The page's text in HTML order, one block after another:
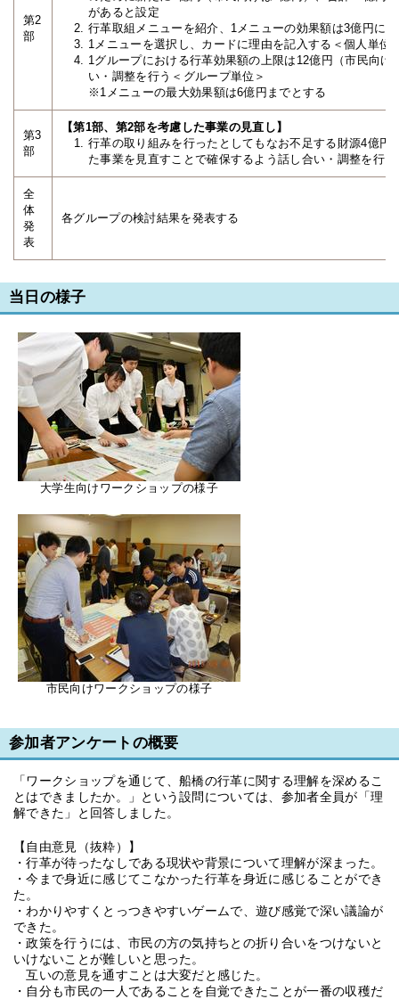
第2
部
があると設定
行革取組メニューを紹介、1メニューの効果額は3億円に
1メニューを選択し、カードに理由を記入する＜個人単位
1グループにおける行革効果額の上限は12億円（市民向
い・調整を行う＜グループ単位＞
※1メニューの最大効果額は6億円までとする
第3
部
【第1部、第2部を考慮した事業の見直し】
行革の取り組みを行ったとしてもなお不足する財源4億円
た事業を見直すことで確保するよう話し合い・調整を行
全
体
発
表
各グループの検討結果を発表する
当日の様子
大学生向けワークショップの様子
市民向けワークショップの様子
参加者アンケートの概要
「ワークショップを通じて、船橋の行革に関する理解を深めるこ
とはできましたか。」という設問については、参加者全員が「理
解できた」と回答しました。
【自由意見（抜粋）】
・行革が待ったなしである現状や背景について理解が深まった。
・今まで身近に感じてこなかった行革を身近に感じることができ
た。
・わかりやすくとっつきやすいゲームで、遊び感覚で深い議論が
できた。
・政策を行うには、市民の方の気持ちとの折り合いをつけないと
いけないことが難しいと思った。
互いの意見を通すことは大変だと感じた。
・自分も市民の一人であることを自覚できたことが一番の収穫だ